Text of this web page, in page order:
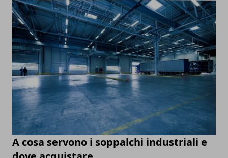
A cosa servono i soppalchi industriali e